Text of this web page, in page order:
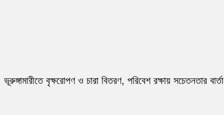
ভূরুঙ্গামারীতে বৃক্ষরোপণ ও চারা বিতরণ, পরিবেশ রক্ষায় সচেতনতার বার্তা